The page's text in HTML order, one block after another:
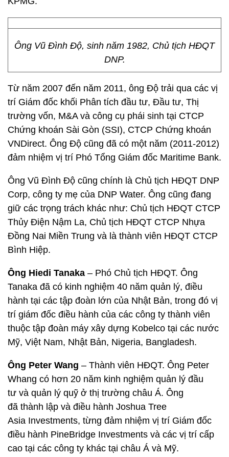
Ông Vũ Đình Độ, sinh năm 1982, Chủ tịch HĐQT
DNP.
Từ năm 2007 đến năm 2011, ông Độ trải qua các vị
trí Giám đốc khối Phân tích đầu tư, Đầu tư, Thị
trường vốn, M&A và công cụ phái sinh tại CTCP
Chứng khoán Sài Gòn (SSI), CTCP Chứng khoán
VNDirect. Ông Độ cũng đã có một năm (2011-2012)
đảm nhiệm vị trí Phó Tổng Giám đốc Maritime Bank.
Ông Vũ Đình Độ cũng chính là Chủ tịch HĐQT DNP
Corp, công ty mẹ của DNP Water. Ông cũng đang
giữ các trọng trách khác như: Chủ tịch HĐQT CTCP
Thủy Điện Nậm La, Chủ tịch HĐQT CTCP Nhựa
Đồng Nai Miền Trung và là thành viên HĐQT CTCP
Bình Hiệp.
Ông Hiedi Tanaka – Phó Chủ tịch HĐQT. Ông
Tanaka đã có kinh nghiệm 40 năm quản lý, điều
hành tại các tập đoàn lớn của Nhật Bản, trong đó vị
trí giám đốc điều hành của các công ty thành viên
thuộc tập đoàn máy xây dựng Kobelco tại các nước
Mỹ, Việt Nam, Nhật Bản, Nigeria, Bangladesh.
Ông Peter Wang – Thành viên HĐQT. Ông Peter
Whang có hơn 20 năm kinh nghiệm quản lý đầu
tư và quản lý quỹ ở thị trường châu Á. Ông
đã thành lập và điều hành Joshua Tree
Asia Investments, từng đảm nhiệm vị trí Giám đốc
điều hành PineBridge Investments và các vị trí cấp
cao tại các công ty khác tại châu Á và Mỹ.